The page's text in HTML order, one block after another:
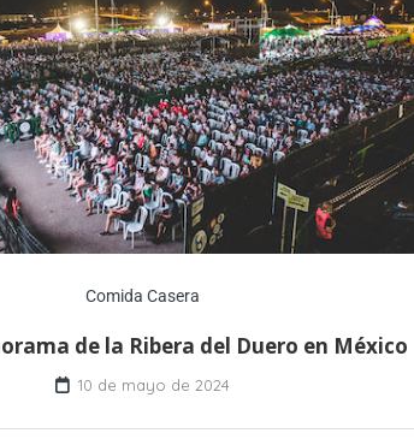
Comida Casera
de la Ribera del Duero en México
10 de mayo de 2024